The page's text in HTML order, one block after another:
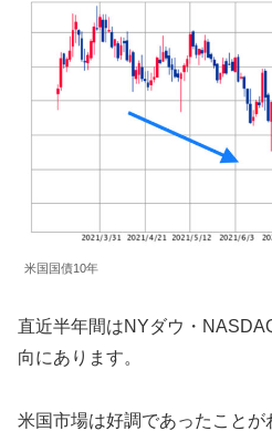
米国国債10年
直近半年間はNYダウ・
向にあります。
米国市場は好調であったこと